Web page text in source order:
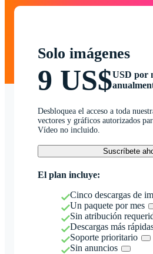
Solo imágenes
9 US$USD por
Desbloquea el acceso a toda
vectores y gráficos autorizados
Vídeo no incluido.
Suscríbete
El plan incluye:
Cinco descargas de
Un paquete por mes
Sin atribución
Descargas más
Soporte prioritario
Sin anuncios